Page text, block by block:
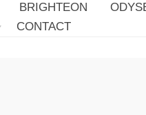
BRIGHTEON
CONTACT